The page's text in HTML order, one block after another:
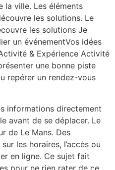
la ville. Les éléments
les solutions. Le
les solutions Je
un événementVos idées
& Expérience Activité
une bonne piste
repérer un rendez-vous
informations directement
avant de se déplacer. Le
de Le Mans. Des
les horaires, l’accès ou
en ligne. Ce sujet fait
pour ne rien rater de ce